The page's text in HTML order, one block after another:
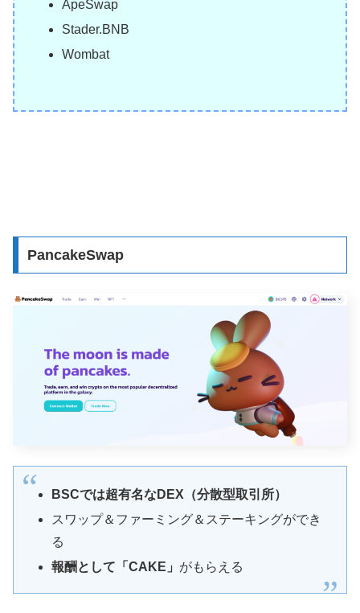
ApeSwap
Stader.BNB
Wombat
PancakeSwap
BSCでは超有名なDEX（分散型取引所）
スワップ＆ファーミング＆ステーキングができ
る
報酬として「CAKE」 がもらえる